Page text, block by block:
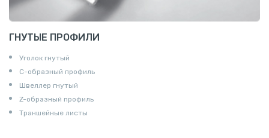
ГНУТЫЕ ПРОФИЛИ
Уголок гнутый
С-образный профиль
Швеллер гнутый
Z-образный профиль
Траншейные листы